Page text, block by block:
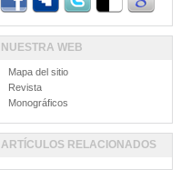
NUESTRA WEB
Mapa del sitio
Revista
Monográficos
ARTÍCULOS RELACIONADOS